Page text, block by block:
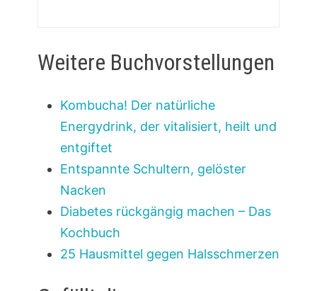
Weitere Buchvorstellungen
Kombucha! Der natürliche
Energydrink, der vitalisiert, heilt und
entgiftet
Entspannte Schultern, gelöster
Nacken
Diabetes rückgängig machen – Das
Kochbuch
25 Hausmittel gegen Halsschmerzen